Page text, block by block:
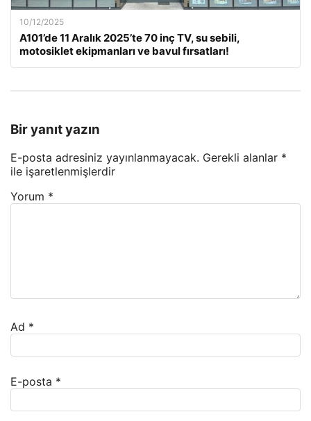
10/12/2025
A101’de 11 Aralık 2025’te 70 inç TV, su sebili,
motosiklet ekipmanları ve bavul fırsatları!
Bir yanıt yazın
E-posta adresiniz yayınlanmayacak. Gerekli alanlar *
ile işaretlenmişlerdir
Yorum *
Ad *
E-posta *